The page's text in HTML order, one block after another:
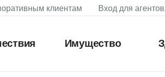
клиентам Вход для агентов
Имущество